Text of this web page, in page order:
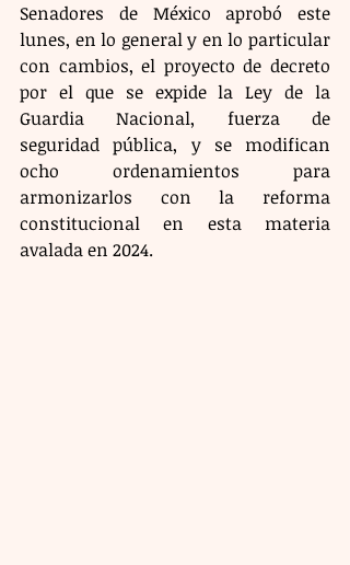
Senadores de México aprobó este
lunes, en lo general y en lo particular
con cambios, el proyecto de decreto
por el que se expide la Ley de la
Guardia Nacional, fuerza de
seguridad pública, y se modifican
ocho ordenamientos para
armonizarlos con la reforma
constitucional en esta materia
avalada en 2024.